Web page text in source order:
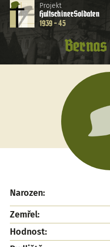
Projekt
HultschinerSoldaten
1939 - 45
Narozen:
Zemřel:
Hodnost: